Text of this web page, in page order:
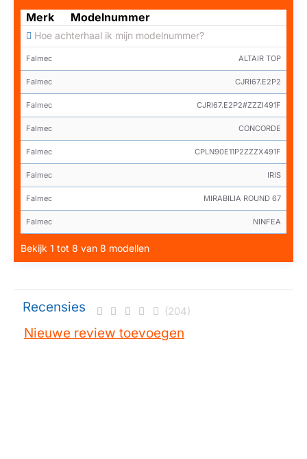
Merk Modelnummer
Hoe achterhaal ik mijn modelnummer?
Falmec ALTAIR TOP
Falmec CJRI67.E2P2
Falmec CJRI67.E2P2#ZZZI491F
Falmec CONCORDE
Falmec CPLN90E11P2ZZZX491F
Falmec IRIS
Falmec MIRABILIA ROUND 67
Falmec NINFEA
Bekijk 1 tot 8 van 8 modellen
Recensies (204)
Nieuwe review toevoegen